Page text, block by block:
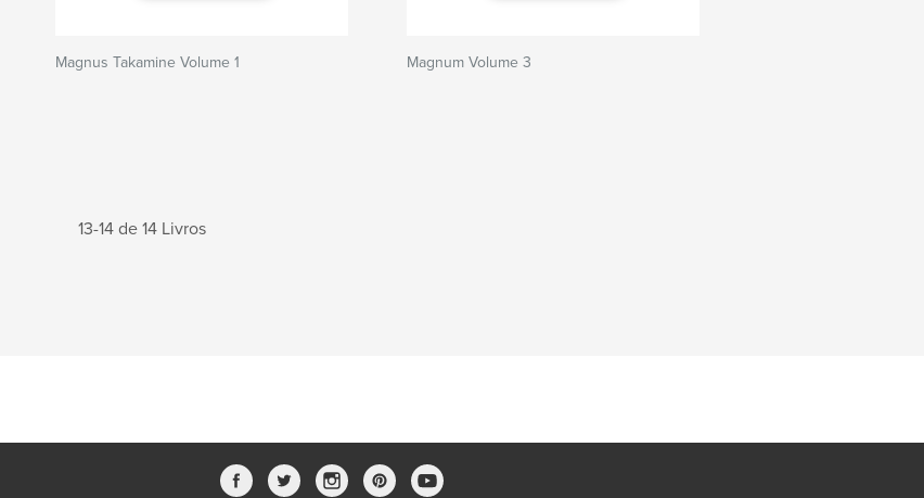
Magnus Takamine Volume 1 Magnum Volume 3
13-14 de 14 Livros